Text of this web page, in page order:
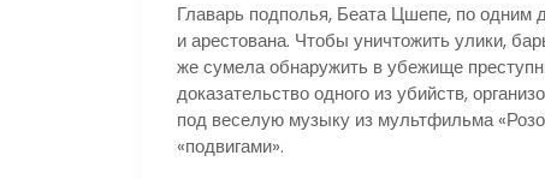
Главарь подполья, Беата Цшепе, по
и арестована. Чтобы уничтожить улики,
же сумела обнаружить в убежище
доказательство одного из убийств,
под веселую музыку из мультфильма
«подвигами».